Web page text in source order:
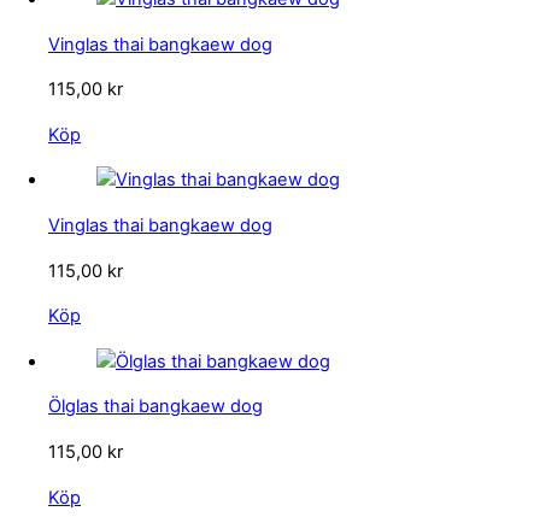
Vinglas thai bangkaew dog
115,00 kr
Köp
Vinglas thai bangkaew dog
115,00 kr
Köp
Ölglas thai bangkaew dog
115,00 kr
Köp